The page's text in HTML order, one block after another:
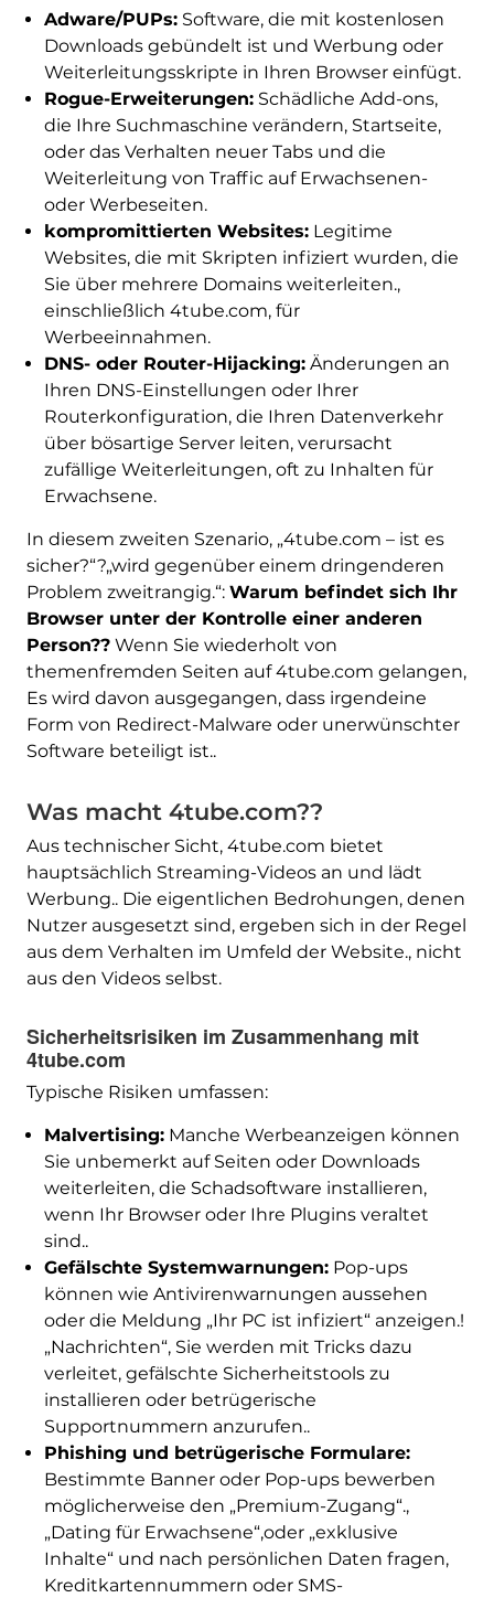
Adware/PUPs:Software, die mit kostenlosen
Downloads gebündelt ist und Werbung oder
Weiterleitungsskripte in Ihren Browser einfügt.
Rogue-Erweiterungen:Schädliche Add-ons,
die Ihre Suchmaschine verändern, Startseite,
oder das Verhalten neuer Tabs und die
Weiterleitung von Traffic auf Erwachsenen-
oder Werbeseiten.
kompromittierten Websites:Legitime
Websites, die mit Skripten infiziert wurden, die
Sie über mehrere Domains weiterleiten.,
einschließlich 4tube.com, für
Werbeeinnahmen.
DNS- oder Router-Hijacking:Änderungen an
Ihren DNS-Einstellungen oder Ihrer
Routerkonfiguration, die Ihren Datenverkehr
über bösartige Server leiten, verursacht
zufällige Weiterleitungen, oft zu Inhalten für
Erwachsene.
In diesem zweiten Szenario, „4tube.com – ist es
sicher?“?„wird gegenüber einem dringenderen
Problem zweitrangig.“: Warum befindet sich Ihr
Browser unter der Kontrolle einer anderen
Person??Wenn Sie wiederholt von
themenfremden Seiten auf 4tube.com gelangen,
Es wird davon ausgegangen, dass irgendeine
Form von Redirect-Malware oder unerwünschter
Software beteiligt ist..
Was macht 4tube.com??
Aus technischer Sicht, 4tube.com bietet
hauptsächlich Streaming-Videos an und lädt
Werbung.. Die eigentlichen Bedrohungen, denen
Nutzer ausgesetzt sind, ergeben sich in der Regel
aus dem Verhalten im Umfeld der Website., nicht
aus den Videos selbst.
Sicherheitsrisiken im Zusammenhang mit
4tube.com
Typische Risiken umfassen:
Malvertising:Manche Werbeanzeigen können
Sie unbemerkt auf Seiten oder Downloads
weiterleiten, die Schadsoftware installieren,
wenn Ihr Browser oder Ihre Plugins veraltet
sind..
Gefälschte Systemwarnungen:Pop-ups
können wie Antivirenwarnungen aussehen
oder die Meldung „Ihr PC ist infiziert“ anzeigen.!
„Nachrichten“, Sie werden mit Tricks dazu
verleitet, gefälschte Sicherheitstools zu
installieren oder betrügerische
Supportnummern anzurufen..
Phishing und betrügerische Formulare:
Bestimmte Banner oder Pop-ups bewerben
möglicherweise den „Premium-Zugang“.,
„Dating für Erwachsene“,oder „exklusive
Inhalte“ und nach persönlichen Daten fragen,
Kreditkartennummern oder SMS-